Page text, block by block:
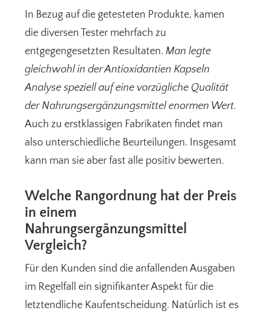
In Bezug auf die getesteten Produkte, kamen
die diversen Tester mehrfach zu
entgegengesetzten Resultaten.Man legte
gleichwohl in der Antioxidantien Kapseln
Analyse speziell auf eine vorzügliche Qualität
der Nahrungsergänzungsmittel enormen Wert.
Auch zu erstklassigen Fabrikaten findet man
also unterschiedliche Beurteilungen. Insgesamt
kann man sie aber fast alle positiv bewerten.
Welche Rangordnung hat der Preis
in einem
Nahrungsergänzungsmittel
Vergleich?
Für den Kunden sind die anfallenden Ausgaben
im Regelfall ein signifikanter Aspekt für die
letztendliche Kaufentscheidung. Natürlich ist es